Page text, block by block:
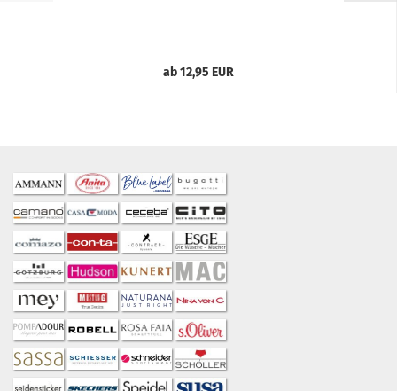
ab 12,95 EUR